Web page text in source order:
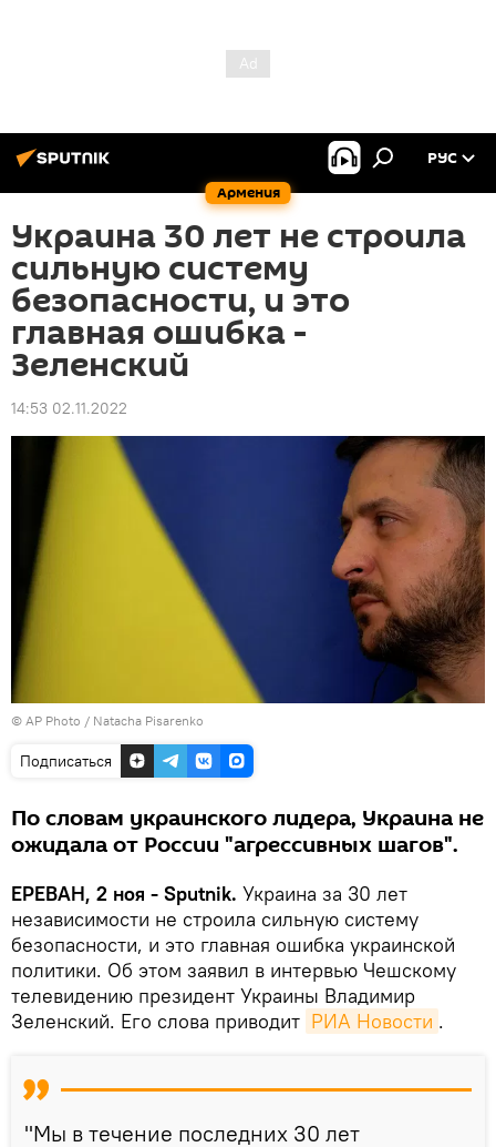
Армения
РУС
Украина 30 лет не строила
сильную систему
безопасности, и это
главная ошибка -
Зеленский
14:53 02.11.2022
© AP Photo / Natacha Pisarenko
Подписаться
По словам украинского лидера, Украина не
ожидала от России "агрессивных шагов".
ЕРЕВАН, 2 ноя - Sputnik. Украина за 30 лет
независимости не строила сильную систему
безопасности, и это главная ошибка украинской
политики․ Об этом заявил в интервью Чешскому
телевидению президент Украины Владимир
Зеленский. Его слова приводит РИА Новости .
"Мы в течение последних 30 лет